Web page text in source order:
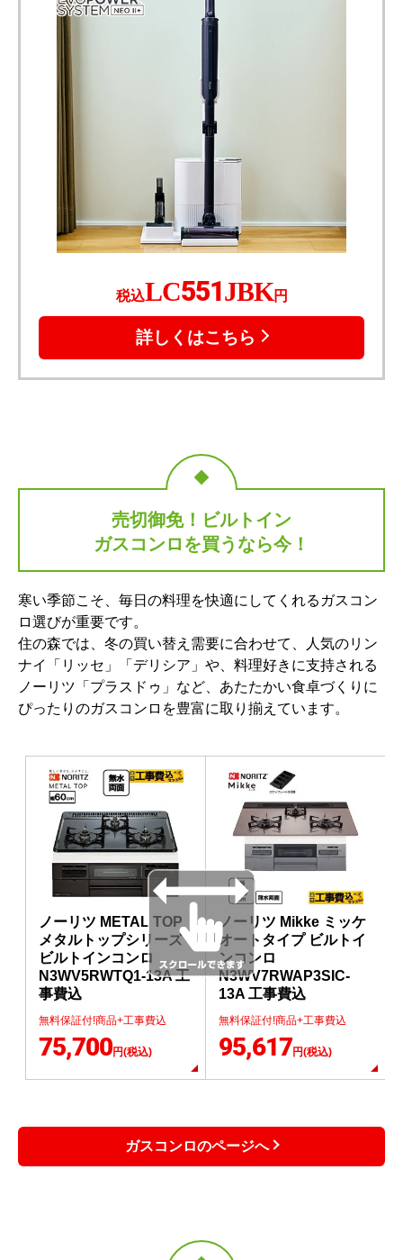
税込LC551JBK円
詳しくはこちら
売切御免！ビルトイン
ガスコンロを買うなら今！
寒い季節こそ、毎日の料理を快適にしてくれるガスコン
ロ選びが重要です。
住の森では、冬の買い替え需要に合わせて、人気のリン
ナイ「リッセ」「デリシア」や、料理好きに支持される
ノーリツ「プラスドゥ」など、あたたかい食卓づくりに
ぴったりのガスコンロを豊富に取り揃えています。
ノーリツ METAL TOP
メタルトップシリーズ
ビルトインコンロ
N3WV5RWTQ1-13A 工
事費込
無料保証付!商品+工事費込
75,700円(税込)
ノーリツ Mikke ミッケ
オートタイプ ビルトイ
ンコンロ
N3WV7RWAP3SIC-
13A 工事費込
無料保証付!商品+工事費込
95,617円(税込)
ガスコンロのページへ